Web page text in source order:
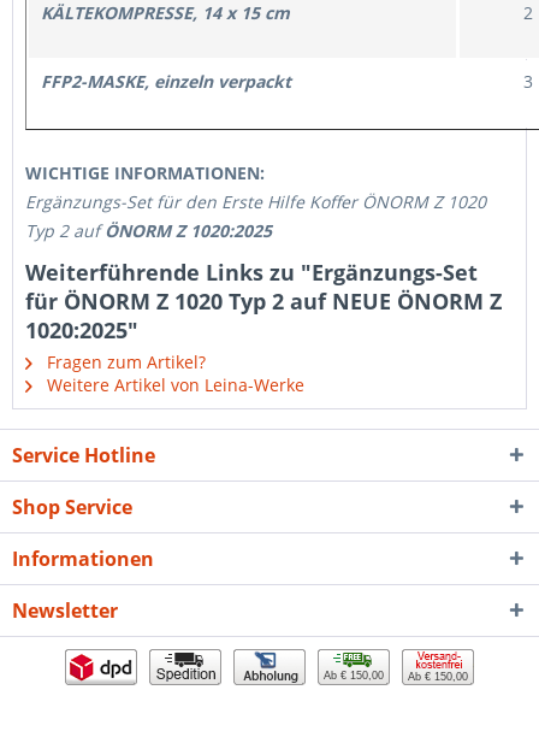
KÄLTEKOMPRESSE, 14 x 15 cm 2
FFP2-MASKE, einzeln verpackt 3
WICHTIGE INFORMATIONEN:
Ergänzungs-Set für den Erste Hilfe Koffer ÖNORM Z 1020
Typ 2 aufÖNORM Z 1020:2025
Weiterführende Links zu "Ergänzungs-Set
für ÖNORM Z 1020 Typ 2 auf NEUE ÖNORM Z
1020:2025"
Fragen zum Artikel?
Weitere Artikel von Leina-Werke
Service Hotline
Shop Service
Informationen
Newsletter
Ab € 150,00 Ab € 150,00